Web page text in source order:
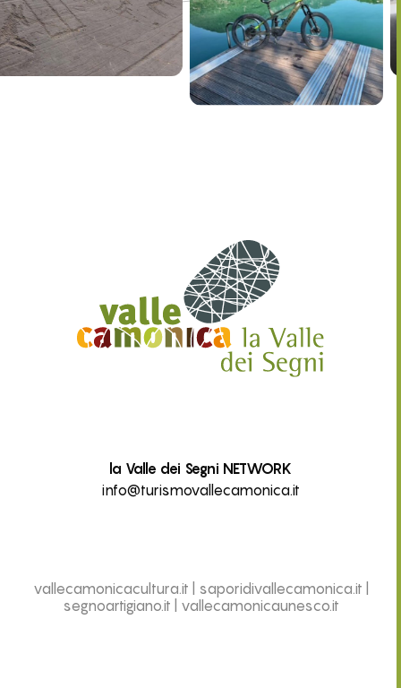
la Valle dei Segni NETWORK
info@turismovallecamonica.it
vallecamonicacultura.it saporidivallecamonica.it
segnoartigiano.it
vallecamonicaunesco.it